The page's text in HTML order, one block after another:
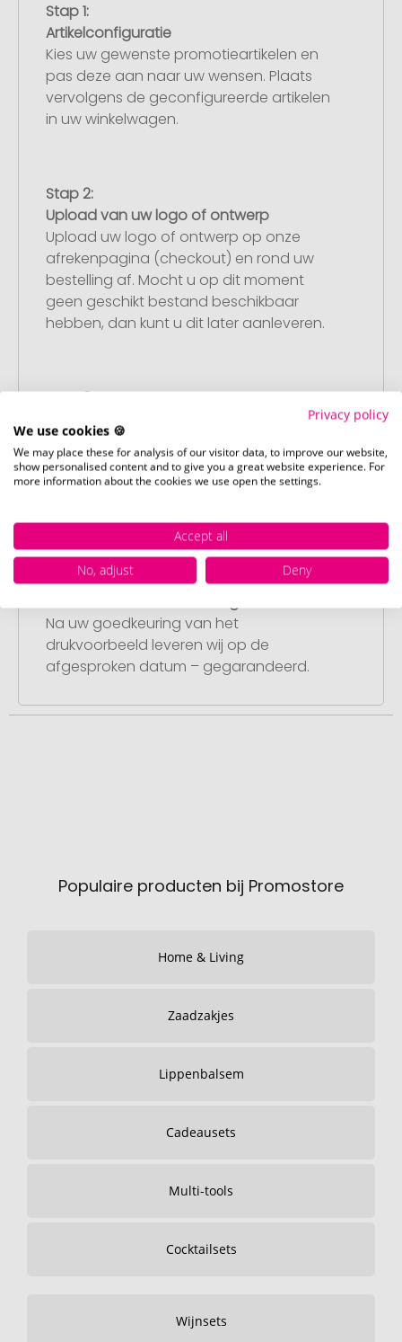
Stap 1:
Artikelconfiguratie
Kies uw gewenste promotieartikelen en
pas deze aan naar uw wensen. Plaats
vervolgens de geconfigureerde artikelen
in uw winkelwagen.
Stap 2:
Upload van uw logo of ontwerp
Upload uw logo of ontwerp op onze
afrekenpagina (checkout) en rond uw
bestelling af. Mocht u op dit moment
geen geschikt bestand beschikbaar
hebben, dan kunt u dit later aanleveren.
Stap 3:
U ontvangt van ons een gratis
drukvoorbeeld met uw ontwerp. Zodra u
dit heeft goedgekeurd, starten wij direct
Stap 4:
Na uw goedkeuring van het
drukvoorbeeld leveren wij op de
afgesproken datum – gegarandeerd.
Populaire producten bij Promostore
Home & Living
Zaadzakjes
Lippenbalsem
Cadeausets
Multi-tools
Cocktailsets
Wijnsets
Privacy policy
We use cookies 🍪
We may place these for analysis of our visitor data, to improve our website,
show personalised content and to give you a great website experience. For
more information about the cookies we use open the settings.
Accept all
No, adjust
Deny